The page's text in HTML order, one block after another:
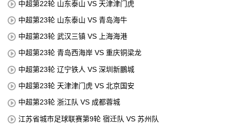
中超第22轮 山东泰山 VS 天津津门虎
中超第23轮 山东泰山 VS 青岛海牛
中超第23轮 武汉三镇 VS 上海海港
中超第23轮 青岛西海岸 VS 重庆铜梁龙
中超第23轮 辽宁铁人 VS 深圳新鵬城
中超第23轮 天津津门虎 VS 北京国安
中超第23轮 浙江队 VS 成都蓉城
江苏省城市足球联赛第9轮 宿迁队 VS 苏州队